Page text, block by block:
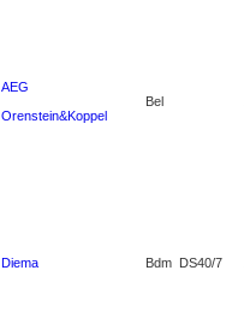
AEG
Orenstein&Koppel
Bel
Diema Bdm DS40/7